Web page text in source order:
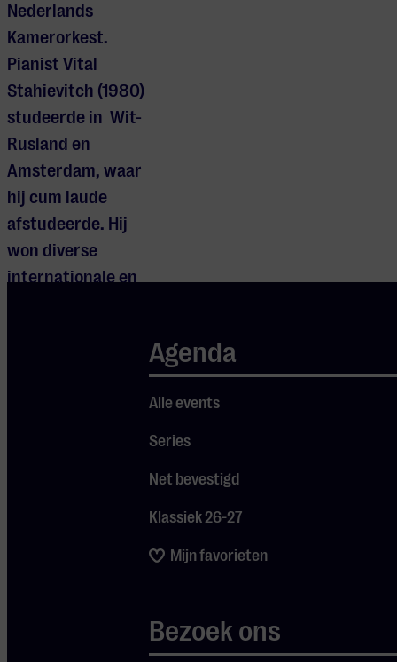
Agenda
Alle events
Series
Net bevestigd
Klassiek 26-27
Mijn favorieten
Bezoek ons
Nederlands
Kamerorkest.
Pianist Vital
Stahievitch (1980)
studeerde in Wit-
Rusland en
Amsterdam, waar
hij cum laude
afstudeerde. Hij
won diverse
internationale en
het Conservatorium
lunchpauzeconcert